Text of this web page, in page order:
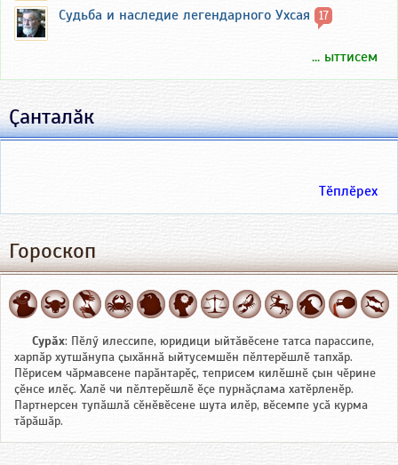
Судьба и наследие легендарного Ухсая 17
... ыттисем
Ҫанталӑк
Тӗплӗрех
Гороскоп
Сурӑх: Пӗлӳ илессипе, юридици ыйтӑвӗсене татса парассипе,
харпӑр хутшӑнупа ҫыхӑннӑ ыйтусемшӗн пӗлтерӗшлӗ тапхӑр.
Пӗрисем чӑрмавсене парӑнтарӗҫ, теприсем килӗшнӗ ҫын чӗрине
ҫӗнсе илӗҫ. Халӗ чи пӗлтерӗшлӗ ӗҫе пурнӑҫлама хатӗрленӗр.
Партнерсен тупӑшлӑ сӗнӗвӗсене шута илӗр, вӗсемпе усӑ курма
тӑрӑшӑр.